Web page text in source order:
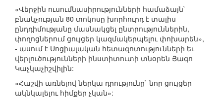
«Վերջին ուսումնասիրությունների համաձայն`
բնակչության 80 տոկոսը խորհուրդ է տալիս
ընդդիմությանը մասնակցել ընտրություններին,
փողոցներում ցույցեր կազմակերպելու փոխարեն»,
- ասում է Սոցիալական հետազոտությունների եւ
վերլուծությունների ինստիտուտի տնօրեն Յագո
Կաչկաչիշվիլին:
«Հաշվի առնելով ներկա դրությունը` նոր ցույցեր
ակնկալելու հիմքեր չկան»: